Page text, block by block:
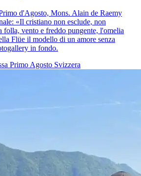
d'Agosto, Mons. Alain de Raemy
«Il cristiano non esclude, non
folla, vento e freddo pungente, l'omelia
Flüe il modello di un amore senza
in fondo.
Primo Agosto Svizzera